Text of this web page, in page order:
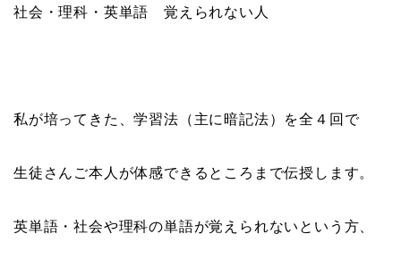
社会・理科・英単語 覚えられない人
私が培ってきた、学習法（主に暗記法）を全４回で
生徒さんご本人が体感できるところまで伝授します。
英単語・社会や理科の単語が覚えられないという方、